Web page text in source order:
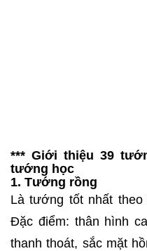
*** Giới thiệu 39
tướng học
1. Tướng rồng
Là tướng tốt nhất
Đặc điểm: thân hình
thanh thoát, sắc mặt